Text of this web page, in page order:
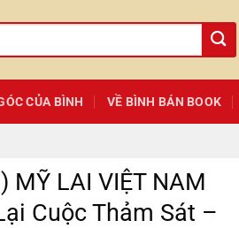
CỦA BÌNH VỀ BÌNH BÁN BOOK
MỸ LAI VIỆT NAM
Cuộc Thảm Sát –